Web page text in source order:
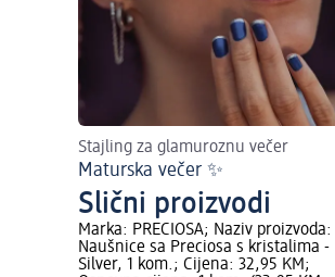
Stajling za glamuroznu večer
Maturska večer ✨
Slični proizvodi
Marka: PRECIOSA; Naziv proizvoda:
Naušnice sa Preciosa s kristalima -
Silver, 1 kom.; Cijena: 32,95 KM;